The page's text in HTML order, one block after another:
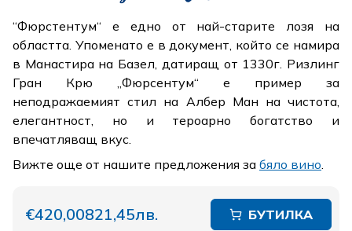
“Фюрстентум“ е едно от най-старите лозя на
областта. Упоменато е в документ, който се намира
в Манастира на Базел, датиращ от 1330г. Ризлинг
Гран Крю „Фюрсентум“ е пример за
неподражаемият стил на Албер Ман на чистота,
елегантност, но и тероарно богатство и
впечатляващ вкус.
Вижте още от нашите предложения за бяло вино.
€420,00821,45лв. БУТИЛКА